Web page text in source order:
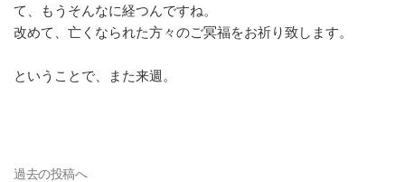
て、もうそんなに経つんですね。
改めて、亡くなられた方々のご冥福をお祈り致します。
ということで、また来週。
過去の投稿へ